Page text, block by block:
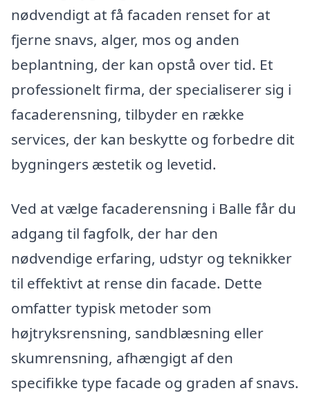
nødvendigt at få facaden renset for at
fjerne snavs, alger, mos og anden
beplantning, der kan opstå over tid. Et
professionelt firma, der specialiserer sig i
facaderensning, tilbyder en række
services, der kan beskytte og forbedre dit
bygningers æstetik og levetid.
Ved at vælge facaderensning i Balle får du
adgang til fagfolk, der har den
nødvendige erfaring, udstyr og teknikker
til effektivt at rense din facade. Dette
omfatter typisk metoder som
højtryksrensning, sandblæsning eller
skumrensning, afhængigt af den
specifikke type facade og graden af snavs.